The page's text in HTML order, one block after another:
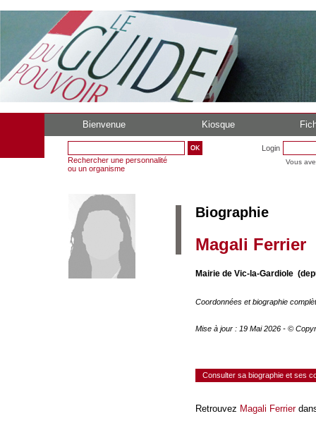
Bienvenue Kiosque
Rechercher une personnalité
ou un organisme
Login
Vous
Biographie
Magali Ferrier
Mairie de Vic-la-Gardiole
Coordonnées et biographie
Mise à jour : 19 Mai 2026 - ©
Consulter sa biographie et ses
Retrouvez Magali Ferrier